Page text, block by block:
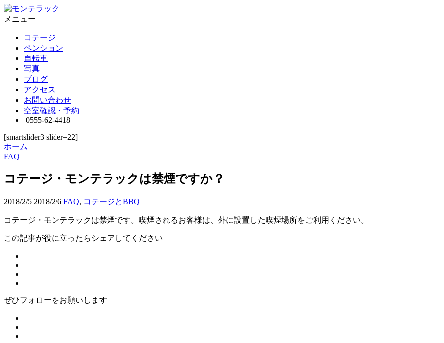
メニュー
コテージ
ペンション
自転車
写真
ブログ
アクセス
お問い合わせ
空室確認・予約
0555-62-4418
[smartslider3 slider=22]
ホーム
FAQ
コテージ・モンテラックは禁煙ですか？
2018/2/5 2018/2/6 FAQ, コテージとBBQ
コテージ・モンテラックは禁煙です。喫煙されるお客様は、外に設置した喫煙場所をご利用ください。
この記事が役に立ったらシェアしてください
ぜひフォローをお願いします